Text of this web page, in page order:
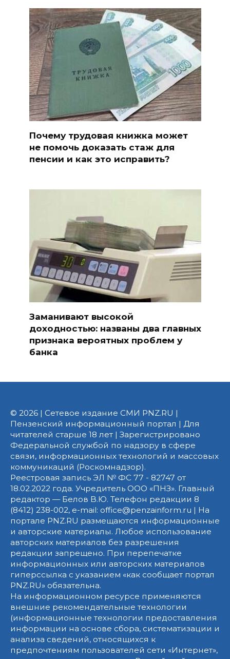
Почему трудовая книжка может
не помочь доказать стаж для
пенсии и как это исправить?
Заманивают высокой
доходностью: названы два главных
признака вероятных проблем у
банка
© 2026 | Сетевое издание СМИ PNZ.RU |
Пензенский информационный портал | Для
читателей старше 18 лет | Зарегистрировано
Федеральной службой по надзору в сфере
связи, информационных технологий и массовых
коммуникаций (Роскомнадзор).
Реестровая запись ЭЛ № ФС 77 - 82747 от
18.02.2022 года. Учредитель ООО «ПНЗ». Главный
редактор — Белов В.Ю. Телефон редакции 8
(8412) 238-002, e-mail: office@penzainform.ru | На
портале PNZ.RU размещаются информационные
и авторские материалы. Любое использование
авторских материалов без разрешения
редакции запрещено. При перепечатке
информационных или авторских материалов
гиперссылка с указанием «как сообщает портал
PNZ.RU» обязательна.
На информационном ресурсе применяются
внешние рекомендательные технологии
(информационные технологии предоставления
информации на основе сбора, систематизации и
анализа сведений, относящихся к
предпочтениям пользователей сети «Интернет»,